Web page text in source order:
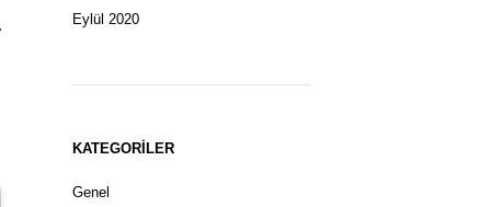
Eylül 2020
KATEGORILER
Genel